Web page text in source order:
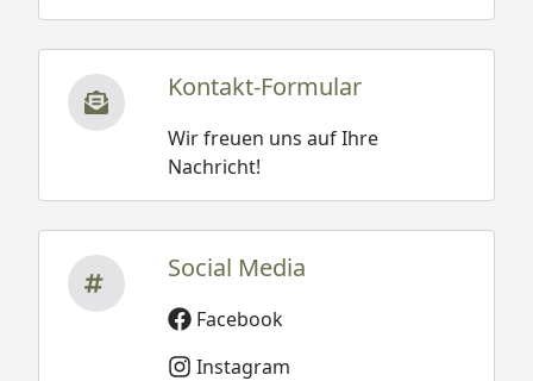
Kontakt-Formular
Wir freuen uns auf Ihre
Nachricht!
Social Media
Facebook
Instagram